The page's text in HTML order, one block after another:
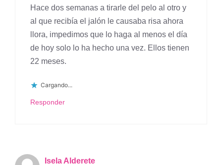
Hace dos semanas a tirarle del pelo al otro y
al que recibía el jalón le causaba risa ahora
llora, impedimos que lo haga al menos el día
de hoy solo lo ha hecho una vez. Ellos tienen
22 meses.
Cargando...
Responder
Isela Alderete